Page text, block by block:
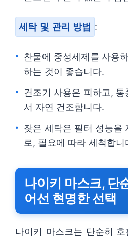
세탁 및 관리 방법 :
찬물에 중성세제를 사용
하는 것이 좋습니다.
건조기 사용은 피하고,
서 자연 건조합니다.
잦은 세탁은 필터 성능을
로, 필요에 따라 세척합니
나이키 마스크, 단
어선 현명한 선택
나이키 마스크는 단순히